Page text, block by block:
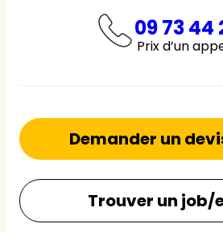
09 73 44
Prix d’un
Demander un
Trouver un job/